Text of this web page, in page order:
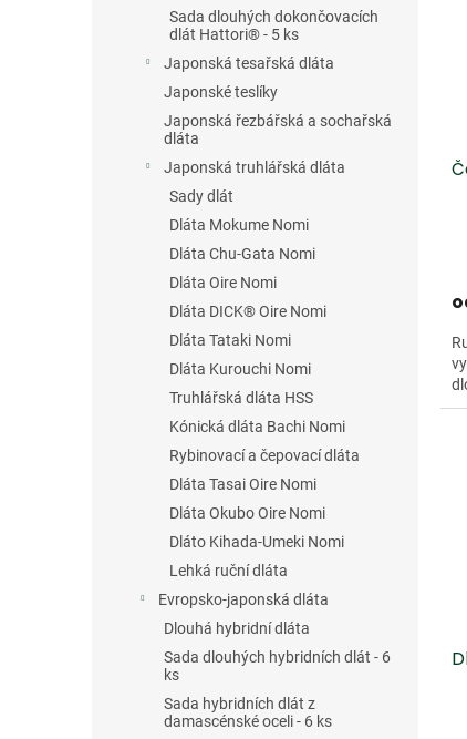
Sada dlouhých dokončovacích
dlát Hattori® - 5 ks
Japonská tesařská dláta
Japonské teslíky
Japonská řezbářská a sochařská
dláta
Japonská truhlářská dláta
Sady dlát
Dláta Mokume Nomi
Dláta Chu-Gata Nomi
Dláta Oire Nomi
Dláta DICK® Oire Nomi
Dláta Tataki Nomi
Dláta Kurouchi Nomi
Truhlářská dláta HSS
Kónická dláta Bachi Nomi
Rybinovací a čepovací dláta
Dláta Tasai Oire Nomi
Dláta Okubo Oire Nomi
Dláto Kihada-Umeki Nomi
Lehká ruční dláta
Evropsko-japonská dláta
Dlouhá hybridní dláta
Sada dlouhých hybridních dlát - 6
ks
Sada hybridních dlát z
damascénské oceli - 6 ks